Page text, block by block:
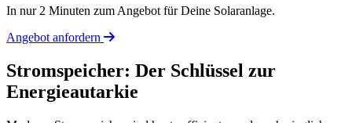
In nur 2 Minuten zum Angebot für Deine Solaranlage.
Angebot anfordern
Stromspeicher: Der Schlüssel zur
Energieautarkie